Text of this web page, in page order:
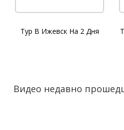
Тур В Ижевск На 2 Дня
Видео недавно